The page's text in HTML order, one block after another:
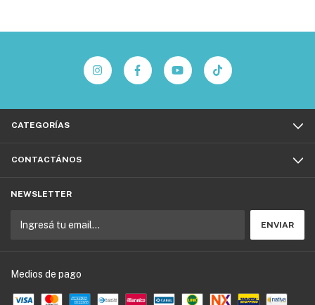
CATEGORÍAS
CONTACTÁNOS
NEWSLETTER
Medios de pago